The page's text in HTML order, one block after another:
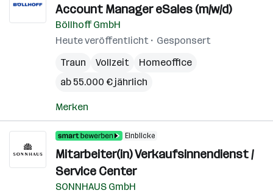
Account Manager eSales (m/w/d)
Böllhoff GmbH
Heute veröffentlicht
Gesponsert
Traun
Vollzeit
Homeoffice
ab 55.000 € jährlich
Merken
Einblicke
Mitarbeiter(in) Verkaufsinnendienst /
Service Center
SONNHAUS GmbH